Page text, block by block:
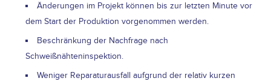
Änderungen im Projekt können bis zur letzten Minute vor
dem Start der Produktion vorgenommen werden.
Beschränkung der Nachfrage nach
Schweißnähteninspektion.
Weniger Reparaturausfall aufgrund der relativ kurzen